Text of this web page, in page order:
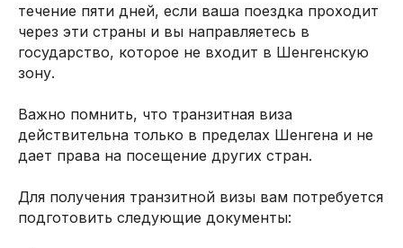
течение пяти дней, если ваша поездка проходит
через эти страны и вы направляетесь в
государство, которое не входит в Шенгенскую
зону.
Важно помнить, что транзитная виза
действительна только в пределах Шенгена и не
дает права на посещение других стран.
Для получения транзитной визы вам потребуется
подготовить следующие документы: